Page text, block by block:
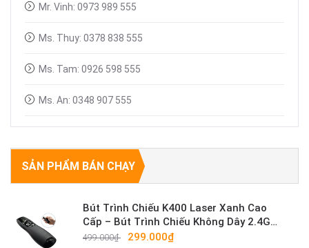
Mr. Vinh: 0973 989 555
Ms. Thuy: 0378 838 555
Ms. Tam: 0926 598 555
Ms. An: 0348 907 555
SẢN PHẨM BÁN CHẠY
Bút Trình Chiếu K400 Laser Xanh Cao
Cấp – Bút Trình Chiếu Không Dây 2.4G
Sáng Mạnh
499.000₫ 299.000₫